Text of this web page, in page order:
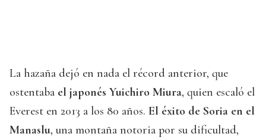
La hazaña dejó en nada el récord anterior, que
ostentaba el japonés Yuichiro Miura, quien escaló el
Everest en 2013 a los 80 años. El éxito de Soria en el
Manaslu, una montaña notoria por su dificultad,